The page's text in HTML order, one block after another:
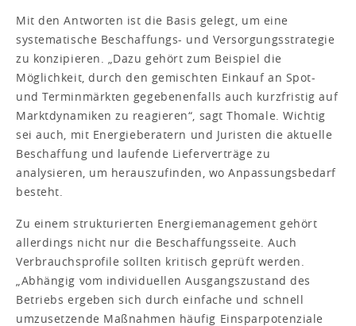
Mit den Antworten ist die Basis gelegt, um eine
systematische Beschaffungs- und Versorgungsstrategie
zu konzipieren. „Dazu gehört zum Beispiel die
Möglichkeit, durch den gemischten Einkauf an Spot-
und Terminmärkten gegebenenfalls auch kurzfristig auf
Marktdynamiken zu reagieren“, sagt Thomale. Wichtig
sei auch, mit Energieberatern und Juristen die aktuelle
Beschaffung und laufende Lieferverträge zu
analysieren, um herauszufinden, wo Anpassungsbedarf
besteht.
Zu einem strukturierten Energiemanagement gehört
allerdings nicht nur die Beschaffungsseite. Auch
Verbrauchsprofile sollten kritisch geprüft werden.
„Abhängig vom individuellen Ausgangszustand des
Betriebs ergeben sich durch einfache und schnell
umzusetzende Maßnahmen häufig Einsparpotenziale